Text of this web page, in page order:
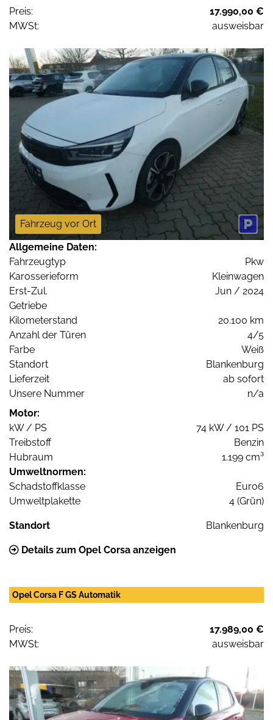
Preis:
17.990,00 €
MWSt:
ausweisbar
Fahrzeug vor Ort
Allgemeine Daten:
Fahrzeugtyp
Pkw
Karosserieform
Kleinwagen
Erst-Zul.
Jun / 2024
Getriebe
Kilometerstand
20.100 km
Anzahl der Türen
4/5
Farbe
Weiß
Standort
Blankenburg
Lieferzeit
ab sofort
Unsere Nummer
n/a
Motor:
kW / PS
74 kW / 101 PS
Treibstoff
Benzin
Hubraum
1.199 cm³
Umweltnormen:
Schadstoffklasse
Euro6
Umweltplakette
4 (Grün)
Standort Blankenburg
Details zum Opel Corsa anzeigen
Opel Corsa F GS Automatik
Preis:
17.989,00 €
MWSt:
ausweisbar